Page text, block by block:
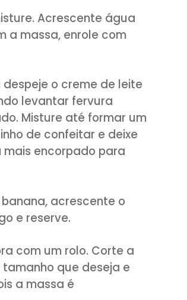
as pontas dos dedos